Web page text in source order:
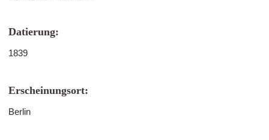
Datierung:
1839
Erscheinungsort:
Berlin